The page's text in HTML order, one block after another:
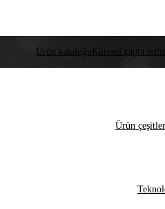
Ürün kataloğu Küresel çapta
Ürün